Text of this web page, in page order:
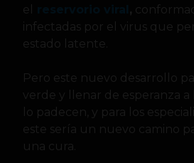
el
,
infectadas por el virus que
estado latente.
Pero este nuevo desarrollo
verde y llenar de esperanza
lo padecen, y para los
este sería un nuevo camino
una cura.